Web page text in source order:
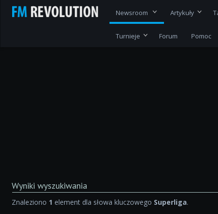
Newsroom Artykuły
Turnieje Forum Pomoc
Wyniki wyszukiwania
Znaleziono 1 element dla słowa kluczowego Superliga.